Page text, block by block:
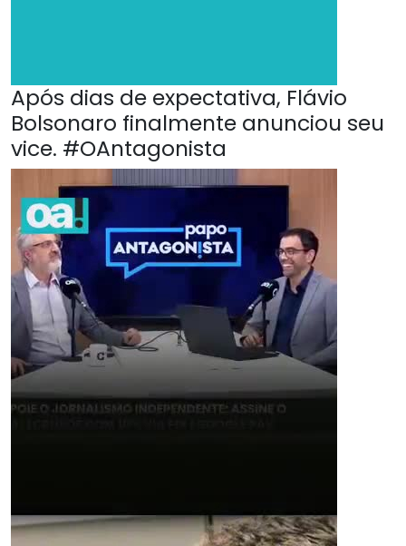
Após dias de expectativa, Flávio
Bolsonaro finalmente anunciou seu
vice. #OAntagonista